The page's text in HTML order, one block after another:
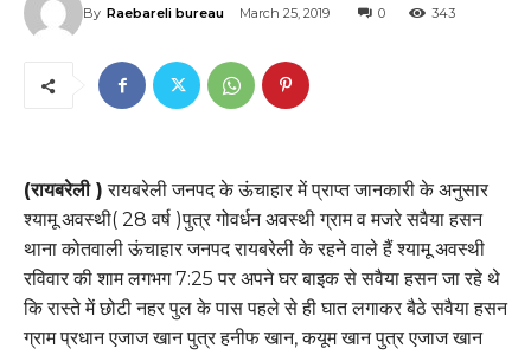
By Raebareli bureau March 25, 2019 0 343
(रायबरेली ) रायबरेली जनपद के ऊंचाहार में प्राप्त जानकारी के अनुसार
श्यामू अवस्थी( 28 वर्ष )पुत्र गोवर्धन अवस्थी ग्राम व मजरे सवैया हसन
थाना कोतवाली ऊंचाहार जनपद रायबरेली के रहने वाले हैं श्यामू अवस्थी
रविवार की शाम लगभग 7:25 पर अपने घर बाइक से सवैया हसन जा रहे थे
कि रास्ते में छोटी नहर पुल के पास पहले से ही घात लगाकर बैठे सवैया हसन
ग्राम प्रधान एजाज खान पुत्र हनीफ खान, कयूम खान पुत्र एजाज खान